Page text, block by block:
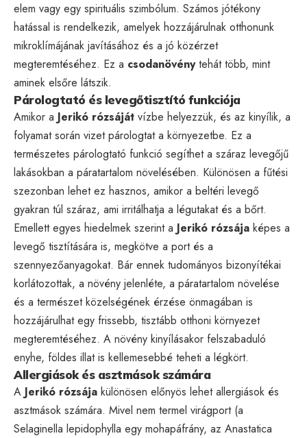
elem vagy egy spirituális szimbólum. Számos jótékony
hatással is rendelkezik, amelyek hozzájárulnak otthonunk
mikroklímájának javításához és a jó közérzet
megteremtéséhez. Ez a csodanövénytehát több, mint
aminek elsőre látszik.
Párologtató és levegőtisztító funkciója
Amikor a Jerikó rózsáját vízbe helyezzük, és az kinyílik, a
folyamat során vizet párologtat a környezetbe. Ez a
természetes párologtató funkció segíthet a száraz levegőjű
lakásokban a páratartalom növelésében. Különösen a fűtési
szezonban lehet ez hasznos, amikor a beltéri levegő
gyakran túl száraz, ami irritálhatja a légutakat és a bőrt.
Emellett egyes hiedelmek szerint a Jerikó rózsája képes a
levegő tisztítására is, megkötve a port és a
szennyezőanyagokat. Bár ennek tudományos bizonyítékai
korlátozottak, a növény jelenléte, a páratartalom növelése
és a természet közelségének érzése önmagában is
hozzájárulhat egy frissebb, tisztább otthoni környezet
megteremtéséhez. A növény kinyílásakor felszabaduló
enyhe, földes illat is kellemesebbé teheti a légkört.
Allergiások és asztmások számára
A Jerikó rózsája különösen előnyös lehet allergiások és
asztmások számára. Mivel nem termel virágport (a
Selaginella lepidophylla egy mohapáfrány, az Anastatica